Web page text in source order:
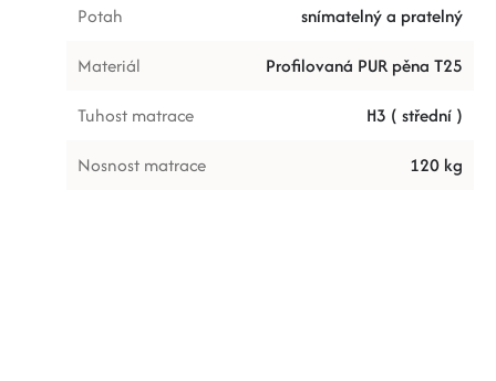
Potah
snímatelný a pratelný
Materiál
Profilovaná PUR pěna T25
Tuhost matrace
H3 ( střední )
Nosnost matrace
120 kg